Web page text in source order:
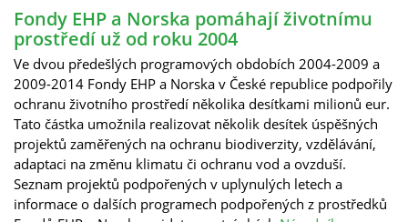
Fondy EHP a Norska pomáhají životnímu
prostředí už od roku 2004
Ve dvou předešlých programových obdobích 2004-2009 a
2009-2014 Fondy EHP a Norska v České republice podpořily
ochranu životního prostředí několika desítkami milionů eur.
Tato částka umožnila realizovat několik desítek úspěšných
projektů zaměřených na ochranu biodiverzity, vzdělávání,
adaptaci na změnu klimatu či ochranu vod a ovzduší.
Seznam projektů podpořených v uplynulých letech a
informace o dalších programech podpořených z prostředků